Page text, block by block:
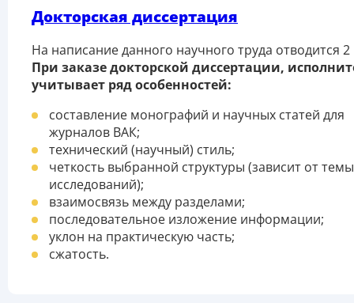
Докторская диссертация
На написание данного научного труда отводится 2
При заказе докторской диссертации,
учитывает ряд особенностей:
составление монографий и научных статей для
журналов ВАК;
технический (научный) стиль;
четкость выбранной структуры (зависит от темы
исследований);
взаимосвязь между разделами;
последовательное изложение информации;
уклон на практическую часть;
сжатость.